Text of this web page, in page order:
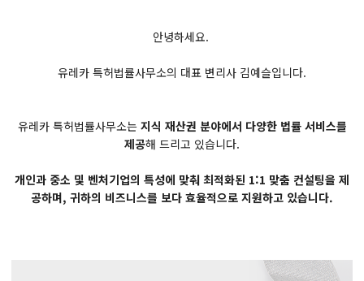
안녕하세요.
유레카 특허법률사무소의 대표 변리사 김예슬입니다.
유레카 특허법률사무소는 지식 재산권 분야에서 다양한 법률 서비스를
제공해 드리고 있습니다.
개인과 중소 및 벤처기업의 특성에 맞춰 최적화된 1:1 맞춤 컨설팅을 제
공하며, 귀하의 비즈니스를 보다 효율적으로 지원하고 있습니다.